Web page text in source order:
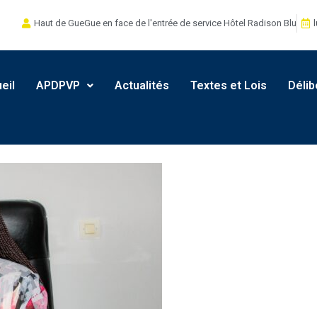
Haut de GueGue en face de l'entrée de service Hôtel Radison Blu
APDPVP Actualités Textes et Lois